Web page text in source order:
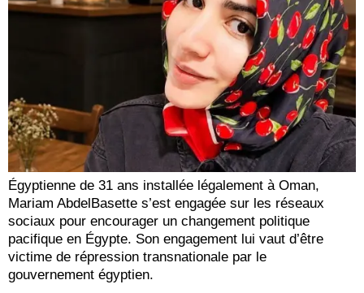
Égyptienne de 31 ans installée légalement à Oman,
Mariam AbdelBasette s’est engagée sur les réseaux
sociaux pour encourager un changement politique
pacifique en Égypte. Son engagement lui vaut d’être
victime de répression transnationale par le
gouvernement égyptien.